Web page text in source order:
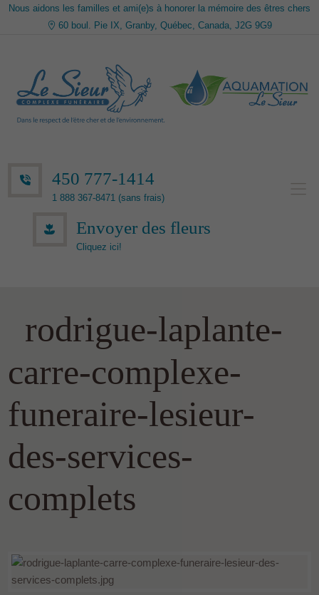
Nous aidons les familles et ami(e)s à honorer la mémoire des êtres chers
60 boul. Pie IX, Granby, Québec, Canada, J2G 9G9
450 777-1414
1 888 367-8471 (sans frais)
Envoyer des fleurs
Cliquez ici!
rodrigue-laplante-
carre-complexe-
funeraire-lesieur-
des-services-
complets